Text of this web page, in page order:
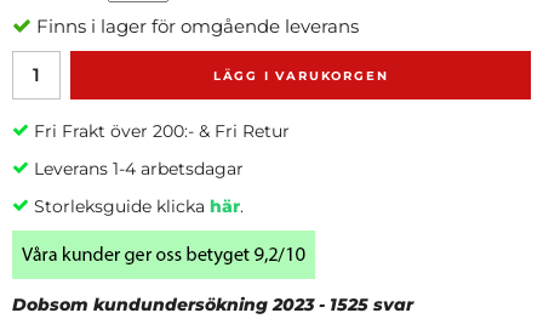
Finns i lager för omgående leverans
LÄGG I VARUKORGEN
Fri Frakt över 200:- & Fri Retur
Leverans 1-4 arbetsdagar
Storleksguide klicka här.
Dobsom kundundersökning 2023 - 1525 svar